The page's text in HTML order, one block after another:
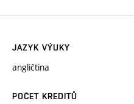
JAZYK VÝUKY
angličtina
POČET KREDITŮ